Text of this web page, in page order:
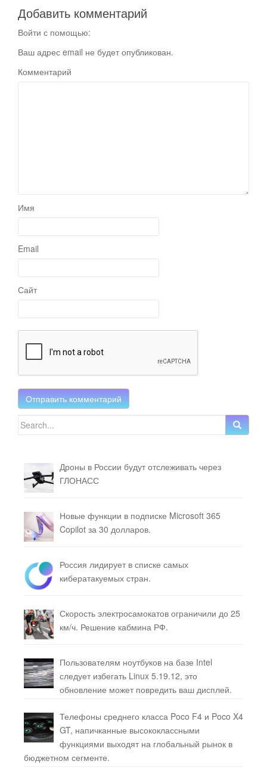
Добавить комментарий
Войти с помощью:
Ваш адрес email не будет опубликован.
Комментарий
Имя
Email
Сайт
Search for:
Дроны в России будут отслеживать через
ГЛОНАСС
Новые функции в подписке Microsoft 365
Copilot за 30 долларов.
Россия лидирует в списке самых
кибератакуемых стран.
Скорость электросамокатов ограничили до 25
км/ч. Решение кабмина РФ.
Пользователям ноутбуков на базе Intel
следует избегать Linux 5.19.12, это
обновление может повредить ваш дисплей.
Телефоны среднего класса Poco F4 и Poco X4
GT, напичканные высококлассными
функциями выходят на глобальный рынок в
бюджетном сегменте.